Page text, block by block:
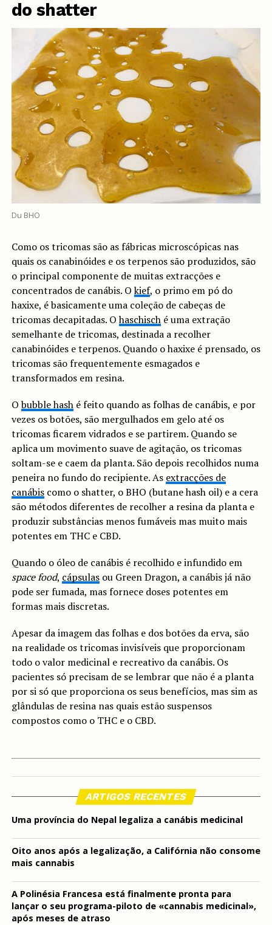
do shatter
Du BHO
Como os tricomas são as fábricas microscópicas nas
quais os canabinóides e os terpenos são produzidos, são
o principal componente de muitas extracções e
concentrados de canábis. Okief, o primo em pó do
haxixe, é basicamente uma coleção de cabeças de
tricomas decapitadas. Ohaschisché uma extração
semelhante de tricomas, destinada a recolher
canabinóides e terpenos. Quando o haxixe é prensado, os
tricomas são frequentemente esmagados e
transformados em resina.
Obubble hashé feito quando as folhas de canábis, e por
vezes os botões, são mergulhados em gelo até os
tricomas ficarem vidrados e se partirem. Quando se
aplica um movimento suave de agitação, os tricomas
soltam-se e caem da planta. São depois recolhidos numa
peneira no fundo do recipiente. As extracções de
canábiscomo o shatter, o BHO (butane hash oil) e a cera
são métodos diferentes de recolher a resina da planta e
produzir substâncias menos fumáveis mas muito mais
potentes em THC e CBD.
Quando o óleo de canábis é recolhido e infundido em
space food, cápsulasou Green Dragon, a canábis já não
pode ser fumada, mas fornece doses potentes em
formas mais discretas.
Apesar da imagem das folhas e dos botões da erva, são
na realidade os tricomas invisíveis que proporcionam
todo o valor medicinal e recreativo da canábis. Os
pacientes só precisam de se lembrar que não é a planta
por si só que proporciona os seus benefícios, mas sim as
glândulas de resina nas quais estão suspensos
compostos como o THC e o CBD.
ARTIGOS RECENTES
Uma província do Nepal legaliza a canábis medicinal
Oito anos após a legalização, a Califórnia não consome
mais cannabis
A Polinésia Francesa está finalmente pronta para
lançar o seu programa-piloto de «cannabis medicinal»,
após meses de atraso